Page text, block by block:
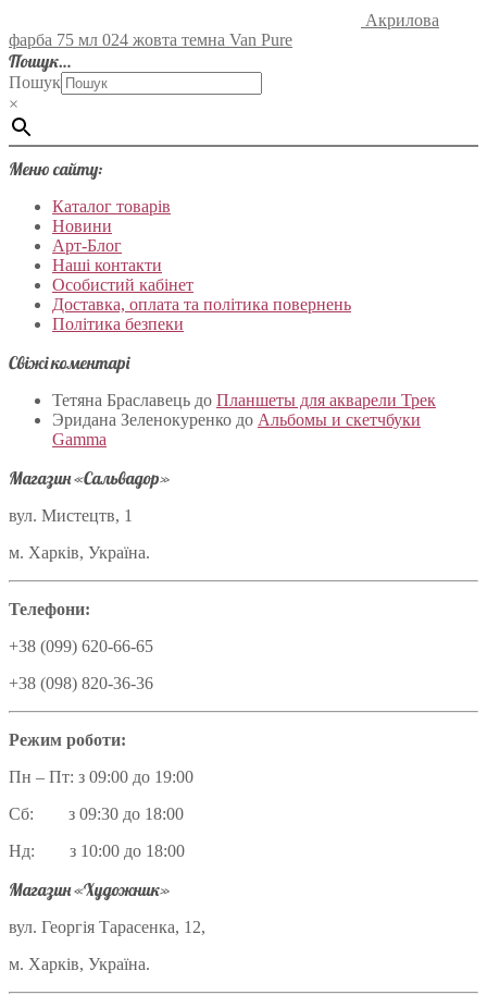
Акрилова
фарба 75 мл 024 жовта темна Van Pure
Пошук…
Пошук
×
Меню сайту:
Каталог товарів
Новини
Арт-Блог
Наші контакти
Особистий кабінет
Доставка, оплата та політика повернень
Політика безпеки
Свіжі коментарі
Тетяна Браславець до Планшеты для акварели Трек
Эридана Зеленокуренко до Альбомы и скетчбуки
Gamma
Магазин «Сальвадор»
вул. Мистецтв, 1
м. Харків, Україна.
Телефони:
+38 (099) 620-66-65
+38 (098) 820-36-36
Режим роботи:
Пн – Пт: з 09:00 до 19:00
Сб: з 09:30 до 18:00
Нд: з 10:00 до 18:00
Магазин «Художник»
вул. Георгія Тарасенка, 12,
м. Харків, Україна.